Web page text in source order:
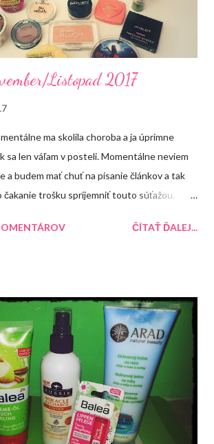
Listopad 2017
ma skolila choroba a ja úprimne
sa len váľam v posteli. Momentálne neviem
a budem mať chuť na písanie článkov a tak
čakanie trošku spríjemniť touto súťažou.
Do konca roka mám pre Vás pripravené
ČÍTAŤ ĎALEJ...